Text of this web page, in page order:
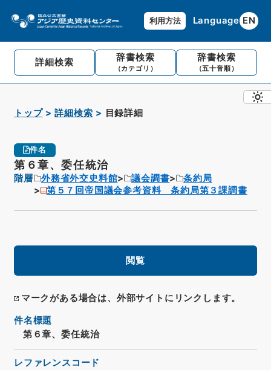
利用方法 Language EN
詳細検索 辞書検索
（カテゴリ）
辞書検索
（五十音順）
トップ 詳細検索 目録詳細
件名
第６章、委任統治
階層 外務省外交史料館 議会調書
条約局
第５７回帝国議会参考資料 条約局第３課調書
閲覧
マークがある場合は、外部サイトにリンクします。
件名標題
第６章、委任統治
レファレンスコード